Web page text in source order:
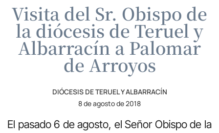
Visita del Sr. Obispo de
la diócesis de Teruel y
Albarracín a Palomar
de Arroyos
DIÓCESIS DE TERUEL Y ALBARRACÍN
8 de agosto de 2018
El pasado 6 de agosto, el Señor Obispo de la